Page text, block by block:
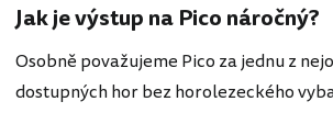
Jak je výstup na Pico náročný?
Osobně považujeme Pico za jednu z
dostupných hor bez horolezeckého